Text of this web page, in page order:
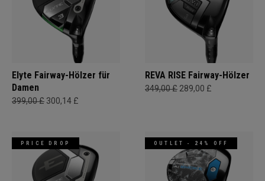
Elyte Fairway-Hölzer für
Damen
399,00 £ 300,14 £
REVA RISE Fairway-Hölzer
349,00 £ 289,00 £
PRICE DROP OUTLET - 24% OFF